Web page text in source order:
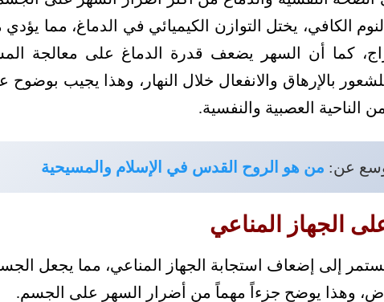
الكافي، يختل التوازن الكيميائي في الدماغ، مما يؤدي
كما أن السهر يضعف قدرة الدماغ على معالجة
بالإرهاق والانفعال خلال النهار، وهذا يجيب
الناحية العصبية والنفسية.
عن: من هو الروح القدس في الإسلام والمسيحية
الجهاز المناعي
إلى إضعاف استجابة الجهاز المناعي، مما يجعل
وهذا يوضح جزءاً مهماً من أضرار السهر على الجسم.